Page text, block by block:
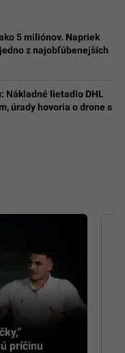
5 miliónov. Napriek
z najobľúbenejších
Nákladné lietadlo DHL
úrady hovoria o drone s
príčinu